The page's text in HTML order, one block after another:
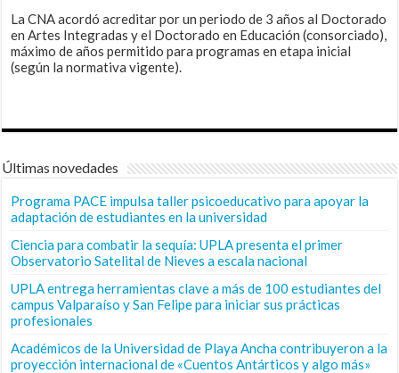
La CNA acordó acreditar por un periodo de 3 años al Doctorado
en Artes Integradas y el Doctorado en Educación (consorciado),
máximo de años permitido para programas en etapa inicial
(según la normativa vigente).
Últimas novedades
Programa PACE impulsa taller psicoeducativo para apoyar la
adaptación de estudiantes en la universidad
Ciencia para combatir la sequía: UPLA presenta el primer
Observatorio Satelital de Nieves a escala nacional
UPLA entrega herramientas clave a más de 100 estudiantes del
campus Valparaíso y San Felipe para iniciar sus prácticas
profesionales
Académicos de la Universidad de Playa Ancha contribuyeron a la
proyección internacional de «Cuentos Antárticos y algo más»